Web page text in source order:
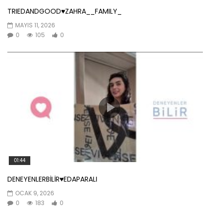
TRIEDANDGOOD♥️ZAHRA__FAMILY_
MAYIS 11, 2026
0
105 0
01:44
DENEYENLERBİLİR♥️EDAPARALI
OCAK 9, 2026
0
183 0